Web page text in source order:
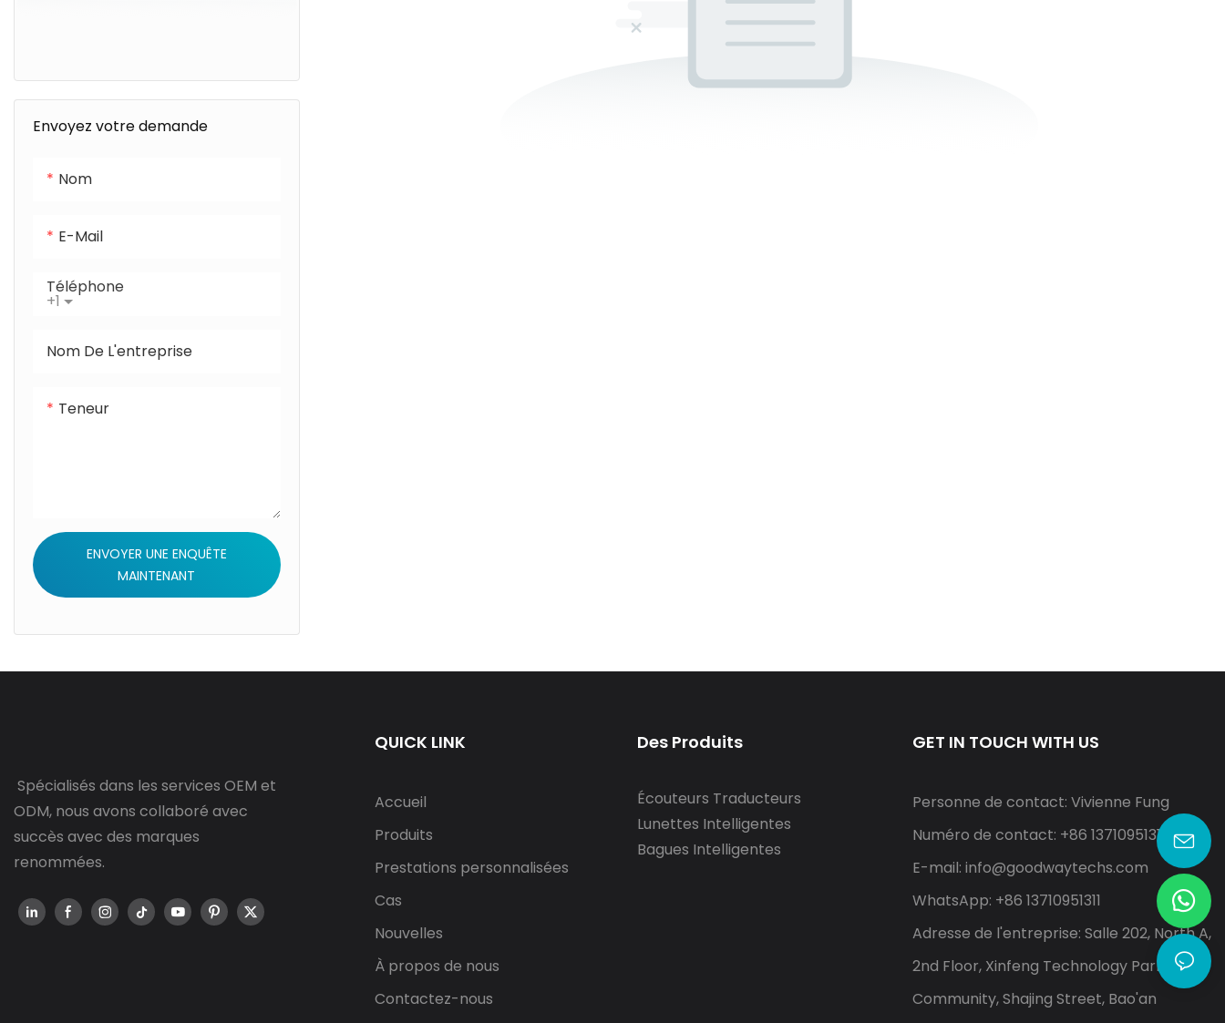
Envoyez votre demande
Nom
E-Mail
+1
Téléphone
Nom De L'entreprise
Teneur
ENVOYER UNE ENQUÊTE
MAINTENANT
Spécialisés dans les services OEM et
ODM, nous avons collaboré avec
succès avec des marques
renommées.
QUICK LINK
Accueil
Produits
Prestations personnalisées
Cas
Nouvelles
À propos de nous
Contactez-nous
Des Produits
Écouteurs Traducteurs
Lunettes Intelligentes
Bagues Intelligentes
GET IN TOUCH WITH US
Personne de contact: Vivienne Fung
Numéro de contact: +86 13710951311
E-mail: info@goodwaytechs.com
WhatsApp: +86 13710951311
Adresse de l'entreprise: Salle 202, North A,
2nd Floor, Xinfeng Technology Park, Shayi
Community, Shajing Street, Bao'an